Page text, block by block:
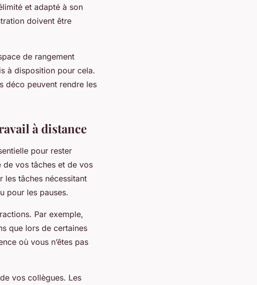
et adapté à son
doivent être
de rangement
à disposition pour cela.
déco peuvent rendre les
à distance
pour rester
vos tâches et de vos
les tâches nécessitant
pour les pauses.
Par exemple,
que lors de certaines
où vous n’êtes pas
vos collègues. Les